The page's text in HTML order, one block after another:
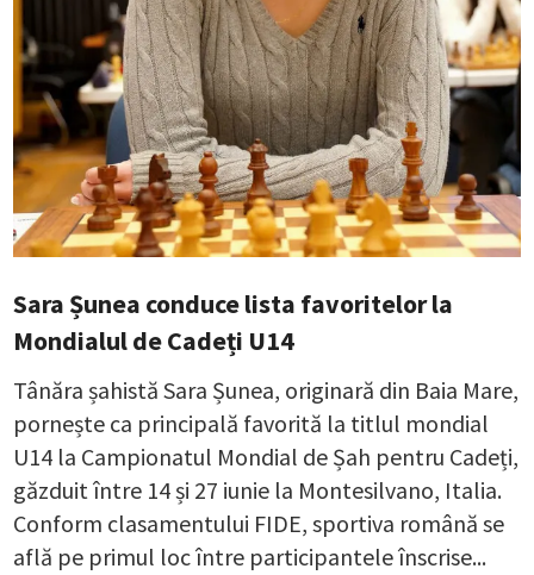
Sara Șunea conduce lista favoritelor la
Mondialul de Cadeți U14
Tânăra șahistă Sara Șunea, originară din Baia Mare,
pornește ca principală favorită la titlul mondial
U14 la Campionatul Mondial de Șah pentru Cadeți,
găzduit între 14 și 27 iunie la Montesilvano, Italia.
Conform clasamentului FIDE, sportiva română se
află pe primul loc între participantele înscrise